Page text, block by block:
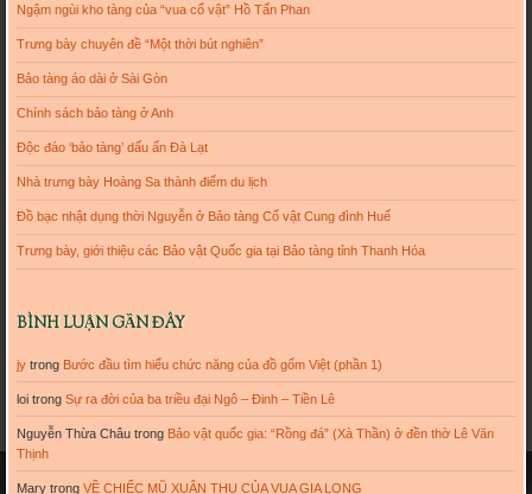
Ngậm ngùi kho tàng của “vua cổ vật” Hồ Tấn Phan
Trưng bày chuyên đề “Một thời bút nghiên”
Bảo tàng áo dài ở Sài Gòn
Chính sách bảo tàng ở Anh
Độc đáo ‘bảo tàng’ dấu ấn Đà Lạt
Nhà trưng bày Hoàng Sa thành điểm du lịch
Đồ bạc nhật dụng thời Nguyễn ở Bảo tàng Cổ vật Cung đình Huế
Trưng bày, giới thiệu các Bảo vật Quốc gia tại Bảo tàng tỉnh Thanh Hóa
BÌNH LUẬN GẦN ĐÂY
jytrong Bước đầu tìm hiểu chức năng của đồ gốm Việt (phần 1)
loitrong Sự ra đời của ba triều đại Ngô – Đinh – Tiền Lê
Nguyễn Thừa Châutrong Bảo vật quốc gia: “Rồng đá” (Xà Thần) ở đền thờ Lê Văn
Thịnh
Marytrong VỀ CHIẾC MŨ XUÂN THU CỦA VUA GIA LONG